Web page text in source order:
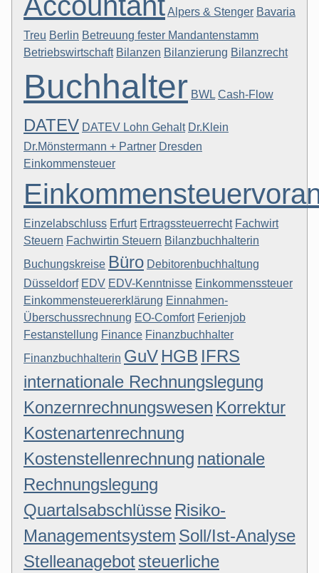
Alpers & Stenger Bavaria
Treu Berlin Betreuung fester Mandantenstamm
Betriebswirtschaft Bilanzen Bilanzierung Bilanzrecht
Buchhalter BWL Cash-Flow
DATEV DATEV Lohn Gehalt Dr.Klein
Dr.Mönstermann + Partner Dresden
Einkommensteuer
Einzelabschluss Erfurt Ertragssteuerrecht Fachwirt
Steuern Fachwirtin Steuern Bilanzbuchhalterin
Buchungskreise Büro Debitorenbuchhaltung
Düsseldorf EDV EDV-Kenntnisse Einkommenssteuer
Einkommensteuererklärung Einnahmen-
Überschussrechnung EO-Comfort Ferienjob
Festanstellung Finance Finanzbuchhalter
Finanzbuchhalterin GuV HGB IFRS
internationale Rechnungslegung
Konzernrechnungswesen Korrektur
Kostenartenrechnung
Kostenstellenrechnung nationale
Rechnungslegung
Quartalsabschlüsse Risiko-
Managementsystem Soll/Ist-Analyse
Stelleanagebotsteuerliche